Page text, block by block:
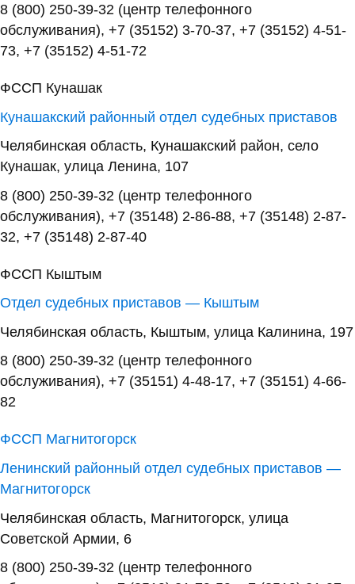
8 (800) 250-39-32 (центр телефонного
обслуживания), +7 (35152) 3-70-37, +7 (35152) 4-51-
73, +7 (35152) 4-51-72
ФССП Кунашак
Кунашакский районный отдел судебных приставов
Челябинская область, Кунашакский район, село
Кунашак, улица Ленина, 107
8 (800) 250-39-32 (центр телефонного
обслуживания), +7 (35148) 2-86-88, +7 (35148) 2-87-
32, +7 (35148) 2-87-40
ФССП Кыштым
Отдел судебных приставов — Кыштым
Челябинская область, Кыштым, улица Калинина, 197
8 (800) 250-39-32 (центр телефонного
обслуживания), +7 (35151) 4-48-17, +7 (35151) 4-66-
82
ФССП Магнитогорск
Ленинский районный отдел судебных приставов —
Магнитогорск
Челябинская область, Магнитогорск, улица
Советской Армии, 6
8 (800) 250-39-32 (центр телефонного